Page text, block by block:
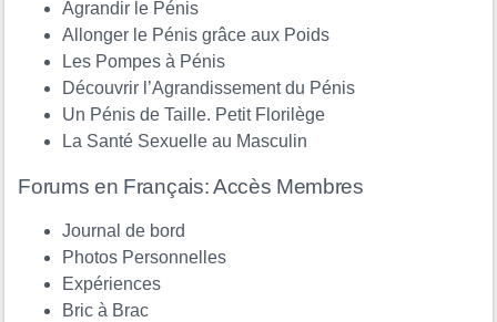
Agrandir le Pénis
Allonger le Pénis grâce aux Poids
Les Pompes à Pénis
Découvrir l’Agrandissement du Pénis
Un Pénis de Taille. Petit Florilège
La Santé Sexuelle au Masculin
Forums en Français: Accès Membres
Journal de bord
Photos Personnelles
Expériences
Bric à Brac